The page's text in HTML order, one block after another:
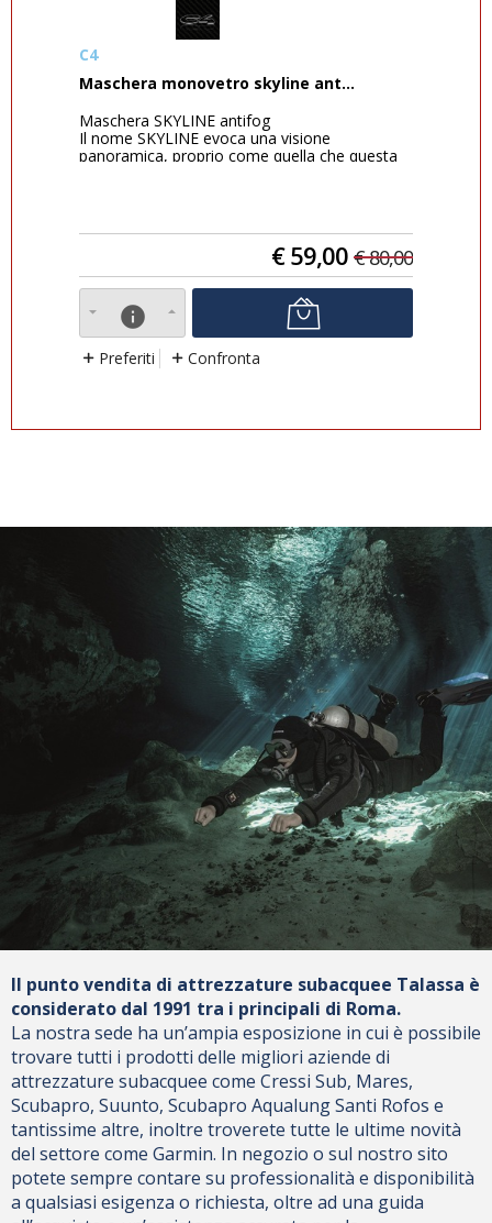
C4
Maschera monovetro skyline ant...
Maschera SKYLINE antifog
Il nome SKYLINE evoca una visione
panoramica, proprio come quella che questa
€ 59,00 €80,00
info
Preferiti Confronta
Il punto vendita di attrezzature subacquee Talassa è
considerato dal 1991 tra i principali di Roma.
La nostra sede ha un’ampia esposizione in cui è possibile
trovare tutti i prodotti delle migliori aziende di
attrezzature subacquee come Cressi Sub, Mares,
Scubapro, Suunto, Scubapro Aqualung Santi Rofos e
tantissime altre, inoltre troverete tutte le ultime novità
del settore come Garmin. In negozio o sul nostro sito
potete sempre contare su professionalità e disponibilità
a qualsiasi esigenza o richiesta, oltre ad una guida